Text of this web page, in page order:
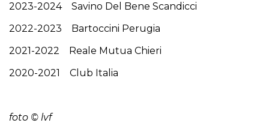
2023-2024 Savino Del Bene Scandicci
2022-2023 Bartoccini Perugia
2021-2022 Reale Mutua Chieri
2020-2021 Club Italia
foto © lvf